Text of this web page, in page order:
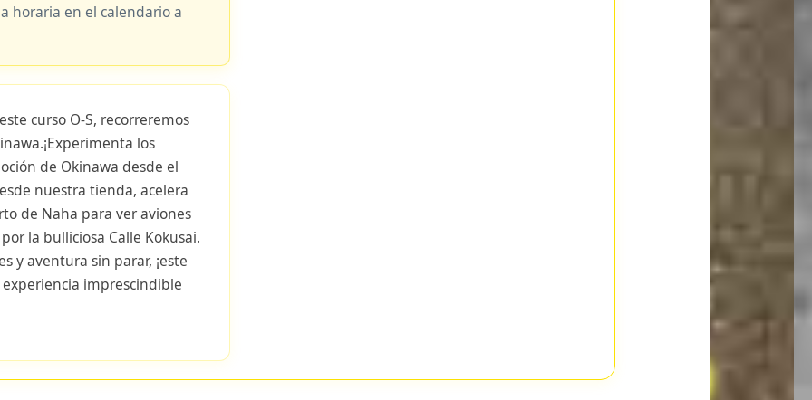
horaria en el calendario a
curso O-S, recorreremos
los
de Okinawa desde el
nuestra tienda, acelera
de Naha para ver aviones
la bulliciosa Calle Kokusai.
y aventura sin parar, ¡este
imprescindible